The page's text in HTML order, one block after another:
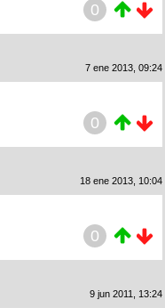
0
7 ene 2013, 09:24
0
18 ene 2013, 10:04
0
9 jun 2011, 13:24